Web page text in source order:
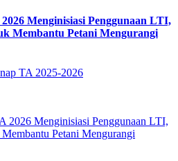
Menginisiasi Penggunaan LTI,
Membantu Petani Mengurangi
TA 2025-2026